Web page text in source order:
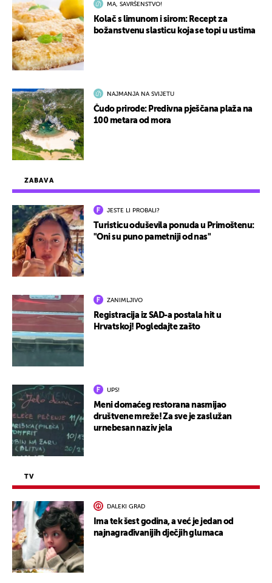
ZABAVA
JESTE LI PROBALI?
Turisticu oduševila ponuda u Primoštenu:
"Oni su puno pametniji od nas"
ZANIMLJIVO
Registracija iz SAD-a postala hit u
Hrvatskoj! Pogledajte zašto
UPS!
Meni domaćeg restorana nasmijao
društvene mreže! Za sve je zaslužan
urnebesan naziv jela
TV
DALEKI GRAD
Ima tek šest godina, a već je jedan od
najnagrađivanijih dječjih glumaca
MA, SAVRŠENSTVO!
Kolač s limunom i sirom: Recept za
božanstvenu slasticu koja se topi u ustima
NAJMANJA NA SVIJETU
Čudo prirode: Predivna pješčana plaža na
100 metara od mora